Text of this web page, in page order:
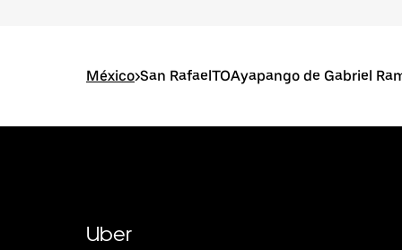
México>San RafaelTOAyapango de Gabriel
Uber